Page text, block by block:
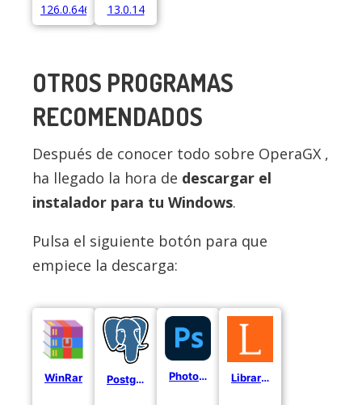
126.0.6467.0. 13.0.14
OTROS PROGRAMAS
RECOMENDADOS
Después de conocer todo sobre OperaGX ,
ha llegado la hora de descargar el
instalador para tu Windows.
Pulsa el siguiente botón para que
empiece la descarga:
WinRar Postgre Photoshop Express Librarium